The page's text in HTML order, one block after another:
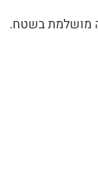
מושלמת בשטח.